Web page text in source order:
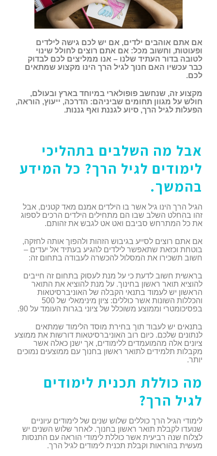
אם אתם אוהבים ילדים, אם יש לכם גישה לילדים
ופעוטות, וחשוב מכל: אם אתם רוצים לחולל שינוי
לטובה בדור העתיד שלנו – אנו ממליצים לכם לבדוק
כבר עכשיו האם חנוך לגיל הרך הינו מקצוע שמתאים
לכם.
מקצוע זה, שנחשב פופולארי במיוחד בארץ ובעולם,
חולש על מגוון תחומים שביניהם: הדרכה, ייעוץ, הוראה,
הפעלות לגיל הרך, סיוע לגננת ואף גננות.
אבל מה השלבים בתהליכי
לימודים לגיל הרך? כל המידע
בהמשך.
הגיל הרך הינו גיל אשר בו הילדים אמנם מאד קטנים, אבל
זהו בהחלט השלב שבו הם מתחילים הילדים הרכים לספוג
את כל המתרחש סביבם ואט אט לגבש את זהותם.
אם אתם רוצים לסייע בגיבוש הזהות ולהפוך אותה לחזקה,
בוטחת וכזאת שתאפשר לילדים להגיע בעתיד אל יעדים –
חשוב תשכירו את המסלול להכשרה לעבודה בתחום זה:
בראשית חשוב לדעת כי על מנת לעסוק בתחום זה חייבים
להוציא תואר ראשון בחינוך. על מנת להוציא את התואר
הראשון יש לעמוד בתנאי הקבלה של האוניברסיטאות
והכללות השונות אשר כוללים: ציון מינימאלי של 500
בפסיכומטרי וממוצע משוכלל של ציוני בגרות העומד על 90.
בתנאים יש לעבוד תוך בחירת מוסד הלימוד שמתאים
לנתונים שלכם. כיום רוב האוניברסיטאות דורשות את ממוצע
ציונים אלה מהמועמדים ללימודים, אך ישנן כאלה אשר
מקבלות תלמידים לתואר ראשון בחנוך עם ממוצעים נמוכים
יותר.
מה כוללת תכנית לימודים
לגיל הרך?
לימודי הגיל הרך כוללים שלוש שנים של לימודים עיוניים
שנועדו לקבלת תואר ראשון בחנוך. לאחר שלוש השנים יש
לצלוח שנה רביעית אשר כוללת לימודי הוראה עם התנסות
מעשית בהוראות וקבלת תכנית לימודים לגיל הרך.